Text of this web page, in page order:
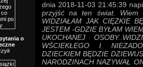
o
dnia 2018-11-03 21:45:39
przyjść na ten świat. Wiem
WIDZIAŁAM JAK CIĘZKIE
JESTEM -GDZIE BYŁAM
UKOCHANEJ
WŚCIEKŁEGO I
DZIECKIEM BĘDZIE
NARODZINACH NAZYWAŁ